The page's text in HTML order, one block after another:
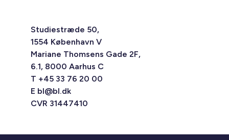
Studiestræde 50,
1554 København V
Mariane Thomsens Gade 2F,
6.1, 8000 Aarhus C
T +45 33 76 20 00
E bl@bl.dk
CVR 31447410